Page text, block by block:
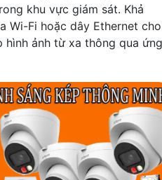
khu vực giám sát. Khả
Wi-Fi hoặc dây Ethernet cho
ảnh từ xa thông qua ứng